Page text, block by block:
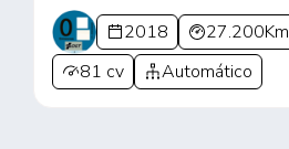
2018 27.200Km
81 cv
Automático